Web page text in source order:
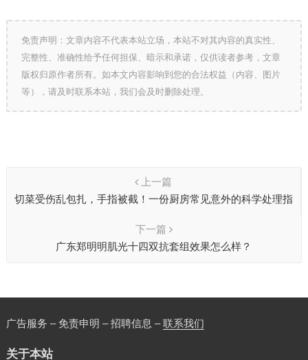
免责声明：文章内容不代表本站立场，本站不对其内容的真实性、
完整性、准确性给予任何担保、暗示和承诺，仅供读者参考，文章
版权归原作者所有。如本文内容影响到您的合法权益（内容、图片
等），请及时联系本站，我们会及时删除处理。
上一篇
切菜受伤乱包扎，手指被截！一份厨房常见意外的科学处理指
下一篇
广东郑明明肌光十四双抗套组效果怎么样？
广告服务 – 免责申明 – 招聘信息 –联系我们
关于本站